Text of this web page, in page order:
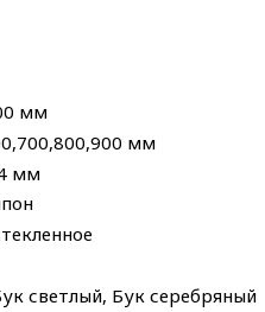
мм
мм
мм
светлый, Бук серебряный